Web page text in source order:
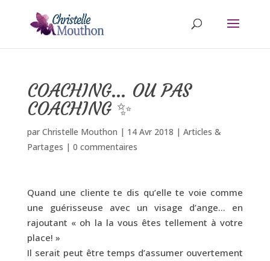
COACHING… OU PAS
COACHING ✨
par Christelle Mouthon | 14 Avr 2018 | Articles &
Partages | 0 commentaires
Quand une cliente te dis qu’elle te voie comme
une guérisseuse avec un visage d’ange… en
rajoutant « oh la la vous êtes tellement à votre
place! »
Il serait peut être temps d’assumer ouvertement